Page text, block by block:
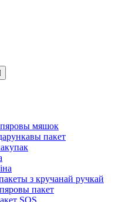
мяшок
пакет
з кручанай ручкай
пакет
SOS